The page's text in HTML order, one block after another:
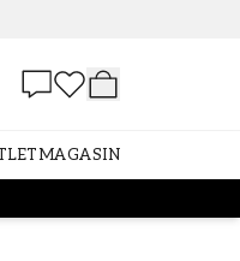
MAGASIN